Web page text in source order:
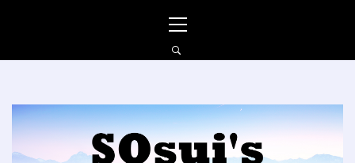
イ
ン
ュ
ー
SO_SUIの仮想通貨FXブ
ログ